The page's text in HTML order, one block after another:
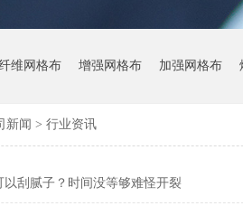
维网格布 增强网格布 加强网格布
新闻 > 行业资讯
刮腻子？时间没等够难怪开裂